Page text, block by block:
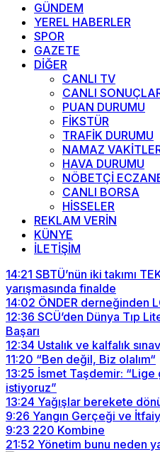
GÜNDEM
YEREL HABERLER
SPOR
GAZETE
DİĞER
CANLI TV
CANLI
PUAN DURUMU
FİKSTÜR
TRAFİK DURUMU
NAMAZ
HAVA DURUMU
NÖBETÇİ
CANLI BORSA
HİSSELER
REKLAM VERİN
KÜNYE
İLETİŞİM
14:21 SBTÜ’nün iki takımı
yarışmasında finalde
14:02 ÖNDER derneğinden
12:36 SCÜ’den Dünya Tıp
Başarı
12:34 Ustalık ve kalfalık
11:20 “Ben değil, Biz olalım“
13:25 İsmet Taşdemir:
istiyoruz”
13:24 Yağışlar berekete
9:26 Yangın Gerçeği ve
9:23 220 Kombine
21:52 Yönetim bunu neden